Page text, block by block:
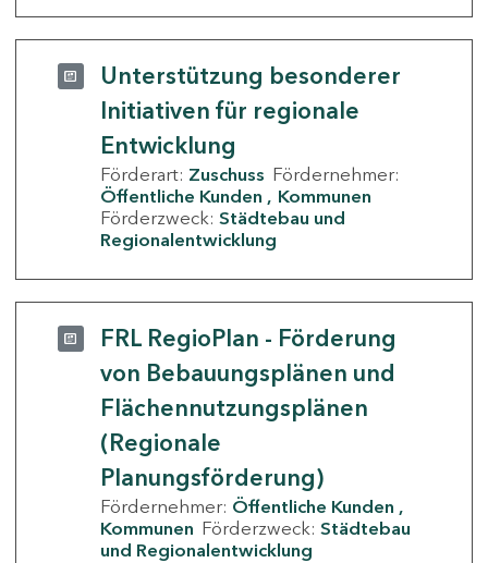
Unterstützung besonderer
Initiativen für regionale
Entwicklung
Förderart: Zuschuss Fördernehmer:
Öffentliche Kunden
Kommunen
Förderzweck: Städtebau und
Regionalentwicklung
FRL RegioPlan - Förderung
von Bebauungsplänen und
Flächennutzungsplänen
(Regionale
Planungsförderung)
Fördernehmer: Öffentliche Kunden
Kommunen Förderzweck: Städtebau
und Regionalentwicklung